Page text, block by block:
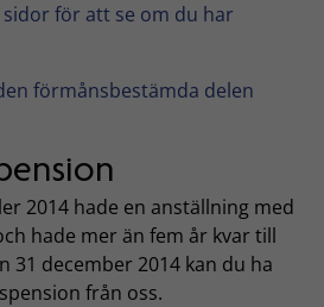
sidor för att se om du har
förmånsbestämda delen
2014 hade en anställning med
hade mer än fem år kvar till
31 december 2014 kan du ha
från oss.